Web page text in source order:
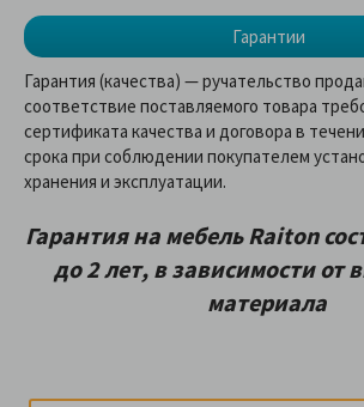
Гарантии
Гарантия (качества) — ручательство
соответствие поставляемого товара
сертификата качества и договора в
срока при соблюдении покупателем
хранения и эксплуатации.
Гарантия на мебель Raiton
до 2 лет, в зависимости от
материала